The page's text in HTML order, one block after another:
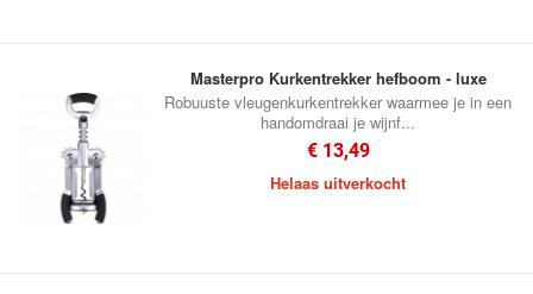
Masterpro Kurkentrekker hefboom - luxe
Robuuste vleugenkurkentrekker waarmee je in een
handomdraai je wijnf...
€ 13,49
Helaas uitverkocht